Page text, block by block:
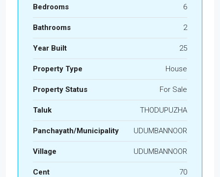
Bedrooms 6
Bathrooms 2
Year Built 25
Property Type House
Property Status For Sale
Taluk THODUPUZHA
Panchayath/Municipality UDUMBANNOOR
Village UDUMBANNOOR
Cent 70